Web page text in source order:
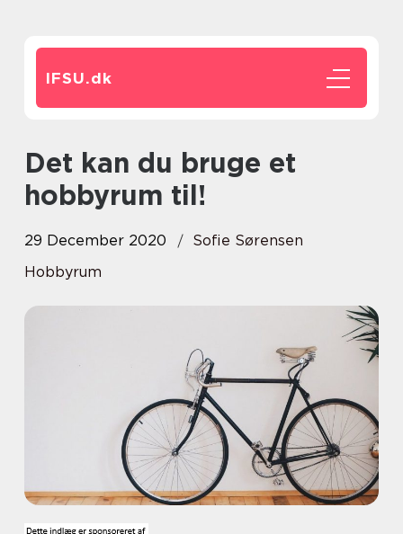
IFSU.dk
Det kan du bruge et
hobbyrum til!
29 December 2020
Sofie Sørensen
Hobbyrum